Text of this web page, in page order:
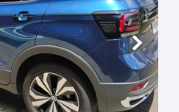
Próximo